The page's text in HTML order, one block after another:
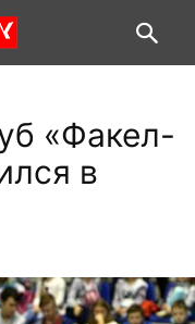
«Факел-
в